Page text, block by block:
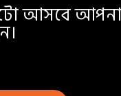
অটো আসবে